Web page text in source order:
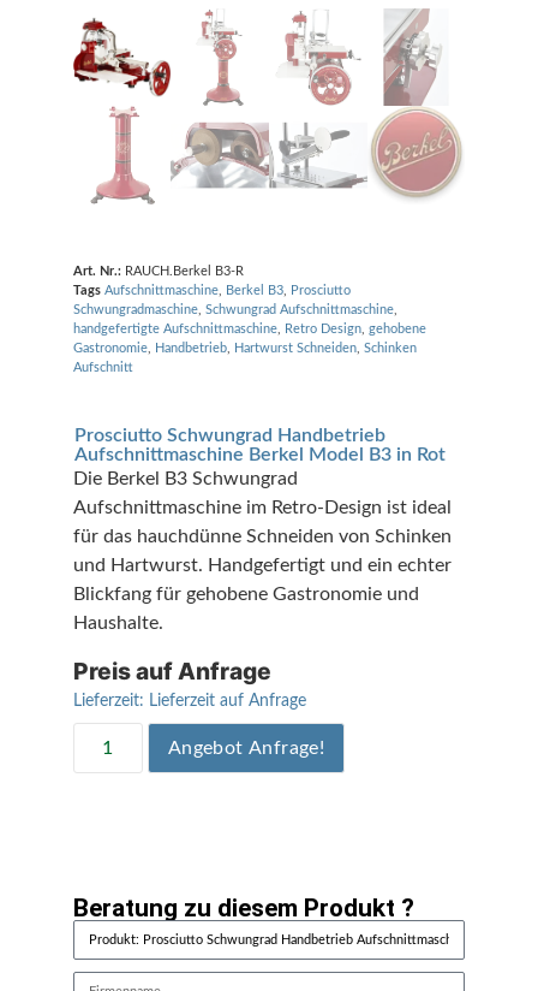
Art. Nr.: RAUCH.Berkel B3-R
Tags Aufschnittmaschine, Berkel B3,
Prosciutto
Schwungradmaschine, Schwungrad Aufschnittmaschine,
handgefertigte Aufschnittmaschine, Retro Design, gehobene
Gastronomie, Handbetrieb, Hartwurst Schneiden, Schinken
Aufschnitt
Prosciutto Schwungrad Handbetrieb
Aufschnittmaschine Berkel Model B3 in Rot
Die Berkel B3 Schwungrad
Aufschnittmaschine im Retro-Design ist ideal
für das hauchdünne Schneiden von Schinken
und Hartwurst. Handgefertigt und ein echter
Blickfang für gehobene Gastronomie und
Haushalte.
Preis auf Anfrage
Lieferzeit: Lieferzeit auf Anfrage
Angebot Anfrage!
Beratung zu diesem Produkt ?